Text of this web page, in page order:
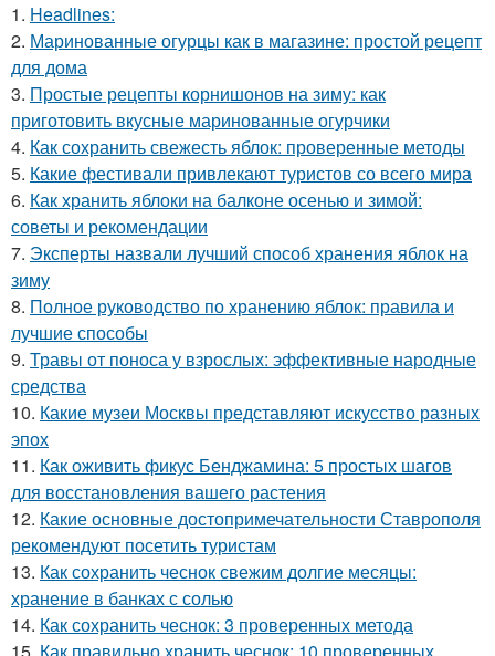
1. Headlines:
2. Маринованные огурцы как в магазине: простой рецепт
для дома
3. Простые рецепты корнишонов на зиму: как
приготовить вкусные маринованные огурчики
4. Как сохранить свежесть яблок: проверенные методы
5. Какие фестивали привлекают туристов со всего мира
6. Как хранить яблоки на балконе осенью и зимой:
советы и рекомендации
7. Эксперты назвали лучший способ хранения яблок на
зиму
8. Полное руководство по хранению яблок: правила и
лучшие способы
9. Травы от поноса у взрослых: эффективные народные
средства
10. Какие музеи Москвы представляют искусство разных
эпох
11. Как оживить фикус Бенджамина: 5 простых шагов
для восстановления вашего растения
12. Какие основные достопримечательности Ставрополя
рекомендуют посетить туристам
13. Как сохранить чеснок свежим долгие месяцы:
хранение в банках с солью
14. Как сохранить чеснок: 3 проверенных метода